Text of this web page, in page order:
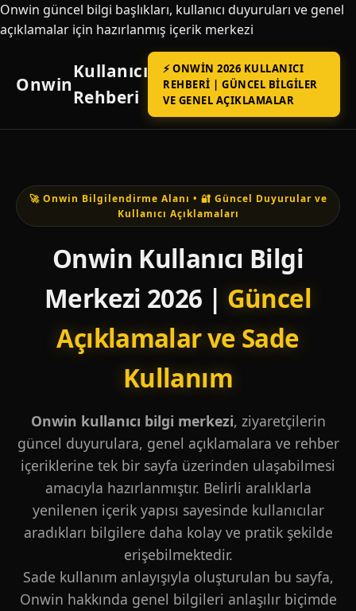
Onwin güncel bilgi başlıkları, kullanıcı duyuruları ve genel
açıklamalar için hazırlanmış içerik merkezi
Onwin
Kullanıcı
Rehberi
⚡ ONWIN 2026 KULLANICI
REHBERI | GÜNCEL BILGILER
VE GENEL AÇIKLAMALAR
🚀 Onwin Bilgilendirme Alanı • 🔐 Güncel Duyurular ve
Kullanıcı Açıklamaları
Onwin Kullanıcı Bilgi
Merkezi 2026 | Güncel
Açıklamalar ve Sade
Kullanım
Onwin kullanıcı bilgi merkezi, ziyaretçilerin
güncel duyurulara, genel açıklamalara ve rehber
içeriklerine tek bir sayfa üzerinden ulaşabilmesi
amacıyla hazırlanmıştır. Belirli aralıklarla
yenilenen içerik yapısı sayesinde kullanıcılar
aradıkları bilgilere daha kolay ve pratik şekilde
erişebilmektedir.
Sade kullanım anlayışıyla oluşturulan bu sayfa,
Onwin hakkında genel bilgileri anlaşılır biçimde